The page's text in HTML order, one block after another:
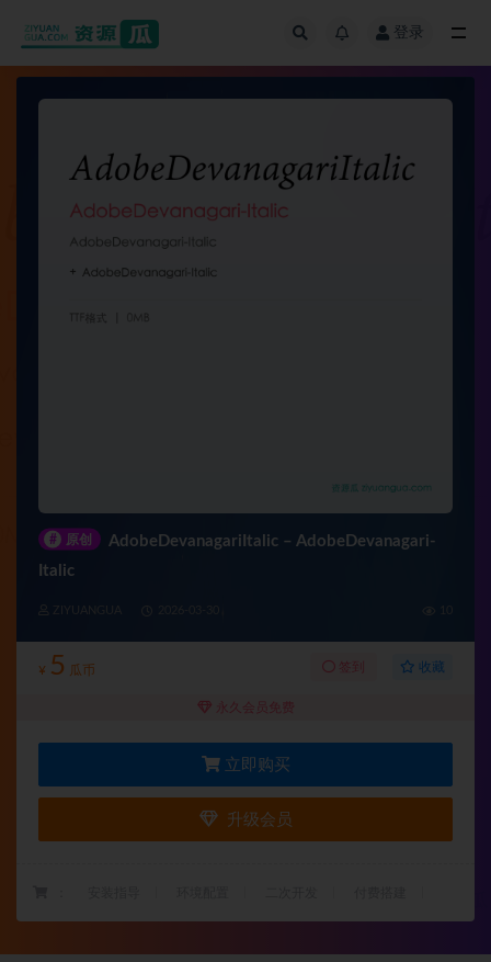
登录
# 原创
AdobeDevanagariItalic – AdobeDevanagari-
Italic
ZIYUANGUA
¥ 5 瓜币 签到 收藏
永久会员免费
立即购买
升级会员